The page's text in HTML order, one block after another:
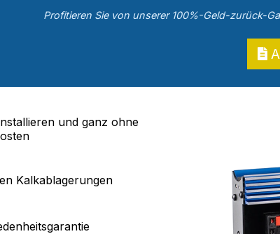
Profitieren Sie von unserer 100%-Geld-zurück-
und ganz ohne
Kalkablagerungen